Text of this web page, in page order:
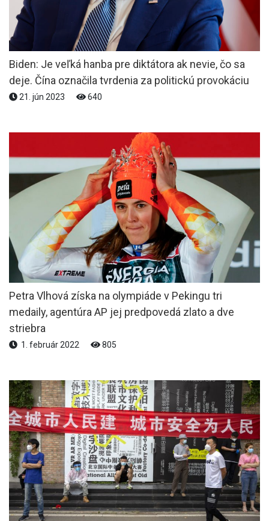
Biden: Je veľká hanba pre diktátora ak nevie, čo sa
deje. Čína označila tvrdenia za politickú provokáciu
21. jún 2023 640
Petra Vlhová získa na olympiáde v Pekingu tri
medaily, agentúra AP jej predpovedá zlato a dve
striebra
1. február 2022 805